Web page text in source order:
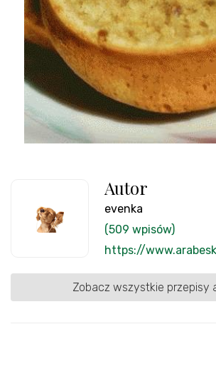
Autor
evenka
(509 wpisów)
https://
Zobacz wszystkie przepisy